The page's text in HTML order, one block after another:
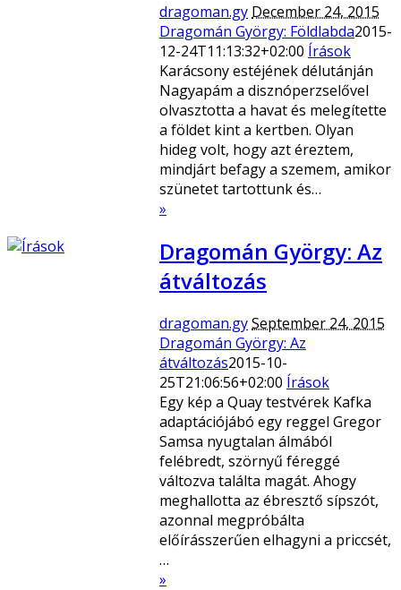
dragoman.gy December 24, 2015
Dragomán György: Földlabda2015-
12-24T11:13:32+02:00 Írások
Karácsony estéjének délutánján
Nagyapám a disznóperzselővel
olvasztotta a havat és melegítette
a földet kint a kertben. Olyan
hideg volt, hogy azt éreztem,
mindjárt befagy a szemem, amikor
szünetet tartottunk és…
»
Dragomán György: Az
átváltozás
dragoman.gySeptember 24, 2015
Dragomán György: Az
átváltozás2015-10-
25T21:06:56+02:00 Írások
Egy kép a Quay testvérek Kafka
adaptációjábó egy reggel Gregor
Samsa nyugtalan álmából
felébredt, szörnyű féreggé
változva találta magát. Ahogy
meghallotta az ébresztő sípszót,
azonnal megpróbálta
előírásszerűen elhagyni a priccsét,
…
»